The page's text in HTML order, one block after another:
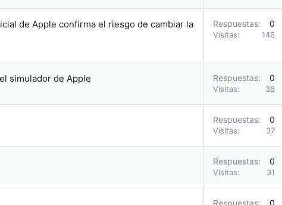
de Apple confirma el riesgo de cambiar la
Respuestas 0
Visitas 146
simulador de Apple Respuestas 0
Visitas 38
Respuestas 0
Visitas 37
Respuestas 0
Visitas 31